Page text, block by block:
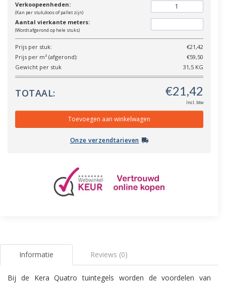
Verkoopeenheden:
(Kan per stuk,doos of pallet zijn)
Aantal vierkante meters:
(Wordt afgerond op hele stuks)
Prijs per stuk:
€21,42
Prijs per m² (afgerond):
€59,50
Gewicht per stuk
31,5 KG
TOTAAL:
Incl. btw
Onze verzendtarieven
Informatie Reviews (0)
Bij de Kera Quatro tuintegels worden de voordelen van